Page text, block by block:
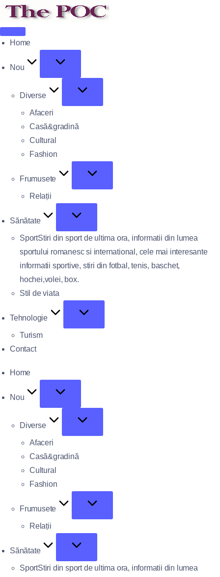
Home
Nou
Diverse
Afaceri
Casă&gradină
Cultural
Fashion
Frumusete
Relații
Sănătate
SportStiri din sport de ultima ora, informatii din lumea
sportului romanesc si international, cele mai interesante
informatii sportive, stiri din fotbal, tenis, baschet,
hochei,volei, box.
Stil de viata
Tehnologie
Turism
Contact
Home
Nou
Diverse
Afaceri
Casă&gradină
Cultural
Fashion
Frumusete
Relații
Sănătate
SportStiri din sport de ultima ora, informatii din lumea